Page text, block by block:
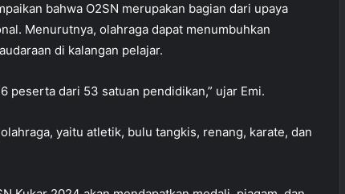
bahwa O2SN merupakan bagian dari upaya
Menurutnya, olahraga dapat menumbuhkan
di kalangan pelajar.
peserta dari 53 satuan pendidikan,” ujar Emi.
yaitu atletik, bulu tangkis, renang, karate, dan